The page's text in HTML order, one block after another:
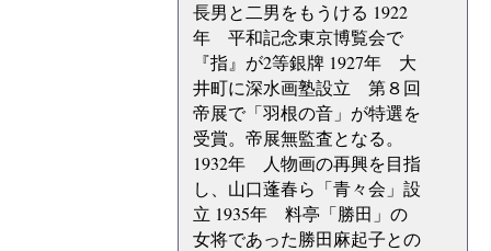
長男と二男をもうける 1922
年 平和記念東京博覧会で
『指』が2等銀牌 1927年 大
井町に深水画塾設立 第８回
帝展で「羽根の音」が特選を
受賞。帝展無監査となる。
1932年 人物画の再興を目指
し、山口蓬春ら「青々会」設
立 1935年 料亭「勝田」の
女将であった勝田麻起子との